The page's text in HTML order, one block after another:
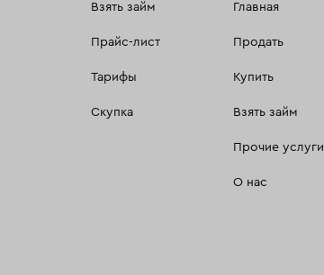
Взять займ
Прайс-лист
Тарифы
Скупка
Главная
Продать
Купить
Взять займ
Прочие услуги
О нас